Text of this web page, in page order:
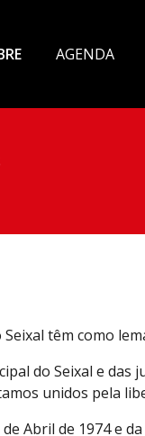
AGENDA
têm como
do Seixal e
unidos pela
Abril de 1974 e